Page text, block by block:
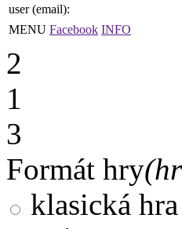
user (email):
MENU Facebook INFO
2
1
3
Formát hry
klasická hra